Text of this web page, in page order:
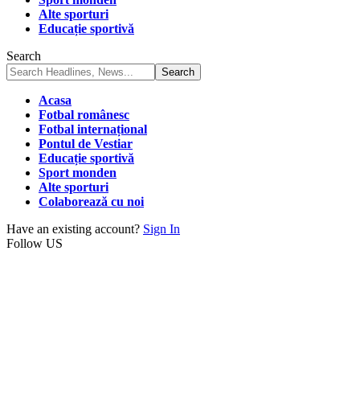
Alte sporturi
Educație sportivă
Search
Acasa
Fotbal românesc
Fotbal internațional
Pontul de Vestiar
Educație sportivă
Sport monden
Alte sporturi
Colaborează cu noi
Have an existing account? Sign In
Follow US